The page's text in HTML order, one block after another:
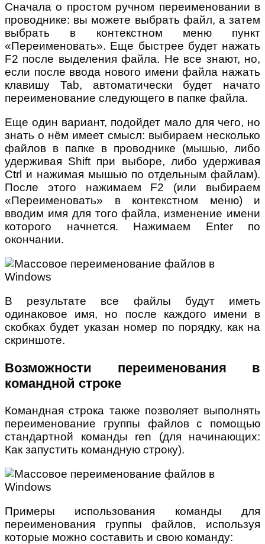
Сначала о простом ручном переименовании в
проводнике: вы можете выбрать файл, а затем
выбрать в контекстном меню пункт
«Переименовать». Еще быстрее будет нажать
F2 после выделения файла. Не все знают, но,
если после ввода нового имени файла нажать
клавишу Tab, автоматически будет начато
переименование следующего в папке файла.
Еще один вариант, подойдет мало для чего, но
знать о нём имеет смысл: выбираем несколько
файлов в папке в проводнике (мышью, либо
удерживая Shift при выборе, либо удерживая
Ctrl и нажимая мышью по отдельным файлам).
После этого нажимаем F2 (или выбираем
«Переименовать» в контекстном меню) и
вводим имя для того файла, изменение имени
которого начнется. Нажимаем Enter по
окончании.
В результате все файлы будут иметь
одинаковое имя, но после каждого имени в
скобках будет указан номер по порядку, как на
скриншоте.
Возможности переименования в
командной строке
Командная строка также позволяет выполнять
переименование группы файлов с помощью
стандартной команды ren (для начинающих:
Как запустить командную строку).
Примеры использования команды для
переименования группы файлов, используя
которые можно составить и свою команду: